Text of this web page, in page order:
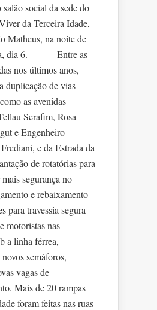
social da sede do
da Terceira Idade,
Matheus, na noite de
dia 6. Entre as
nos últimos anos,
duplicação de vias
as avenidas
Serafim, Rosa
e Engenheiro
e da Estrada da
de rotatórias para
segurança no
e rebaixamento
para travessia segura
motoristas nas
a linha férrea,
semáforos,
vagas de
Mais de 20 rampas
foram feitas nas ruas